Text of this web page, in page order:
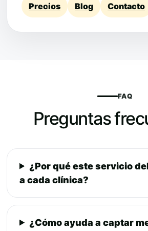
Precios Blog Contacto
FAQ
Preguntas
¿Por qué este servicio
a cada clínica?
¿Cómo ayuda a captar